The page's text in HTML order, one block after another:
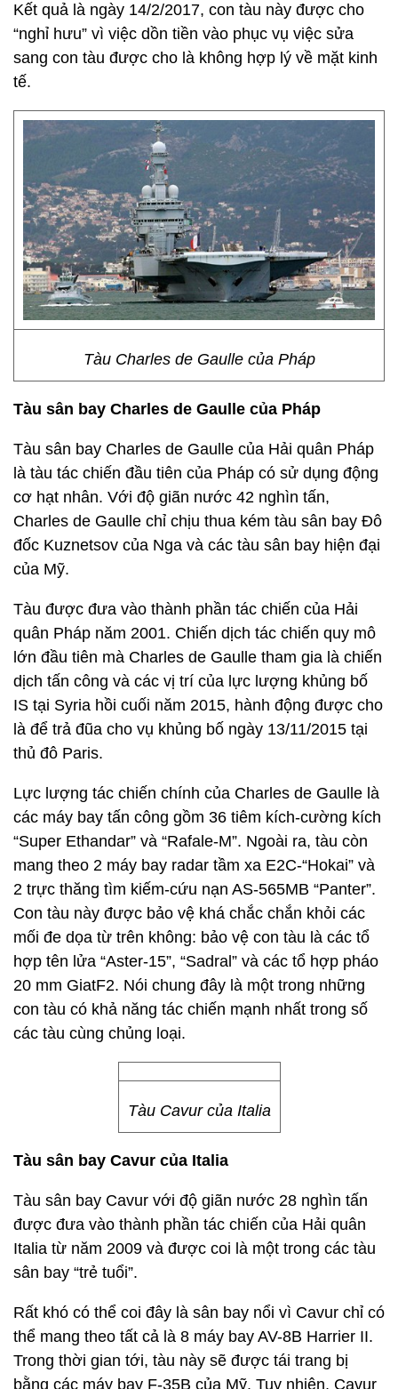
Kết quả là ngày 14/2/2017, con tàu này được cho
“nghỉ hưu” vì việc dồn tiền vào phục vụ việc sửa
sang con tàu được cho là không hợp lý về mặt kinh
tế.
Tàu Charles de Gaulle của Pháp
Tàu sân bay Charles de Gaulle của Pháp
Tàu sân bay Charles de Gaulle của Hải quân Pháp
là tàu tác chiến đầu tiên của Pháp có sử dụng động
cơ hạt nhân. Với độ giãn nước 42 nghìn tấn,
Charles de Gaulle chỉ chịu thua kém tàu sân bay Đô
đốc Kuznetsov của Nga và các tàu sân bay hiện đại
của Mỹ.
Tàu được đưa vào thành phần tác chiến của Hải
quân Pháp năm 2001. Chiến dịch tác chiến quy mô
lớn đầu tiên mà Charles de Gaulle tham gia là chiến
dịch tấn công và các vị trí của lực lượng khủng bố
IS tại Syria hồi cuối năm 2015, hành động được cho
là để trả đũa cho vụ khủng bố ngày 13/11/2015 tại
thủ đô Paris.
Lực lượng tác chiến chính của Charles de Gaulle là
các máy bay tấn công gồm 36 tiêm kích-cường kích
“Super Ethandar” và “Rafale-M”. Ngoài ra, tàu còn
mang theo 2 máy bay radar tầm xa Е2С-“Hokai” và
2 trực thăng tìm kiếm-cứu nạn AS-565MB “Panter”.
Con tàu này được bảo vệ khá chắc chắn khỏi các
mối đe dọa từ trên không: bảo vệ con tàu là các tổ
hợp tên lửa “Aster-15”, “Sadral” và các tổ hợp pháo
20 mm GiatF2. Nói chung đây là một trong những
con tàu có khả năng tác chiến mạnh nhất trong số
các tàu cùng chủng loại.
Tàu Cavur của Italia
Tàu sân bay Cavur của Italia
Tàu sân bay Cavur với độ giãn nước 28 nghìn tấn
được đưa vào thành phần tác chiến của Hải quân
Italia từ năm 2009 và được coi là một trong các tàu
sân bay “trẻ tuổi”.
Rất khó có thể coi đây là sân bay nổi vì Cavur chỉ có
thể mang theo tất cả là 8 máy bay AV-8B Harrier II.
Trong thời gian tới, tàu này sẽ được tái trang bị
bằng các máy bay F-35B của Mỹ. Tuy nhiên, Cavur